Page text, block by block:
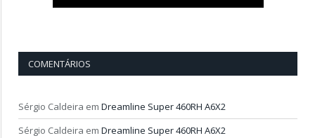
COMENTÁRIOS
Sérgio Caldeira em Dreamline Super 460RH A6X2
Sérgio Caldeira em Dreamline Super 460RH A6X2